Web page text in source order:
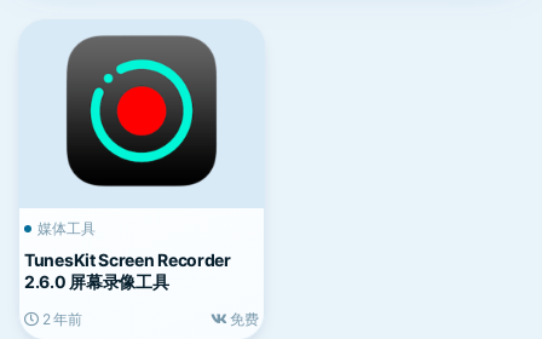
媒体工具
TunesKit Screen Recorder
2.6.0 屏幕录像工具
2 年前 免费